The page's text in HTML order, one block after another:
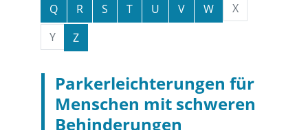
Q
R S T U V W
X
Y
Z
Parkerleichterungen für
Menschen mit schweren
Behinderungen